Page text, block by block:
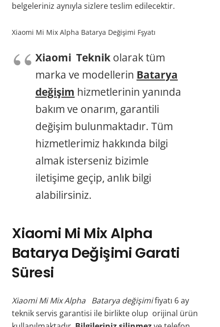
belgeleriniz aynıyla sizlere teslim edilecektir.
Xiaomi Mi Mix Alpha Batarya Değişimi Fşyatı
Xiaomi Teknik olarak tüm
marka ve modellerin Batarya
değişim hizmetlerinin yanında
bakım ve onarım, garantili
değişim bulunmaktadır. Tüm
hizmetlerimiz hakkında bilgi
almak isterseniz bizimle
iletişime geçip, anlık bilgi
alabilirsiniz.
Xiaomi Mi Mix Alpha
Batarya Değişimi Garati
Süresi
Xiaomi Mi Mix Alpha Batarya değişimifiyatı 6 ay
teknik servis garantisi ile birlikte olup orijinal ürün